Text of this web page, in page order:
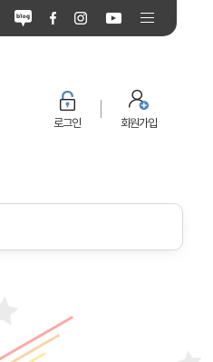
로그인 회원가입